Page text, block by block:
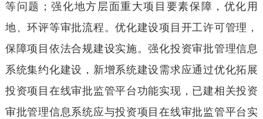
等问题；强化地方层面重大项目要素保障，优化用
地、环评等审批流程。优化建设项目开工许可管理，
保障项目依法合规建设实施。强化投资审批管理信息
系统集约化建设，新增系统建设需求应通过优化拓展
投资项目在线审批监管平台功能实现，已建相关投资
审批管理信息系统应与投资项目在线审批监管平台实